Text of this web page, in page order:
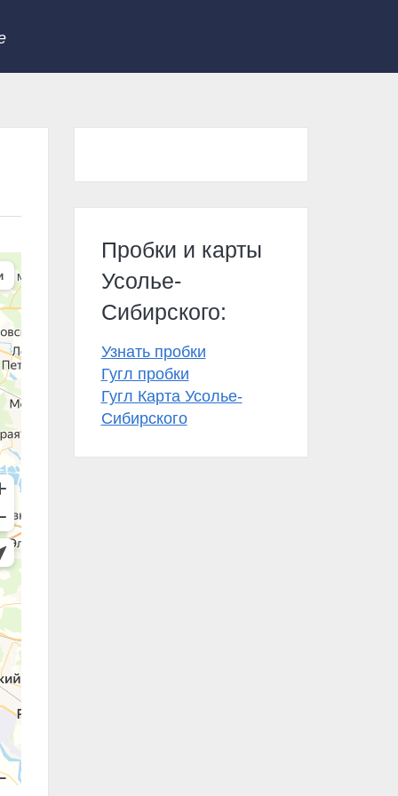
Пробки и карты
Усолье-
Сибирского:
Узнать пробки
Гугл пробки
Гугл Карта Усолье-
Сибирского